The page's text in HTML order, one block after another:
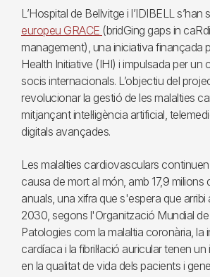
L’Hospital de Bellvitge i l’IDIBELL s’han
europeu GRACE (bridGing gaps in
management), una iniciativa finançada
Health Initiative (IHI) i impulsada per un
socis internacionals. L’objectiu del
revolucionar la gestió de les malalties
mitjançant intel·ligència artificial,
digitals avançades.
Les malalties cardiovasculars
causa de mort al món, amb 17,9 milions
anuals, una xifra que s'espera que arribi
2030, segons l'Organització Mundial
Patologies com la malaltia coronària, la
cardíaca i la fibril·lació auricular tenen
en la qualitat de vida dels pacients i